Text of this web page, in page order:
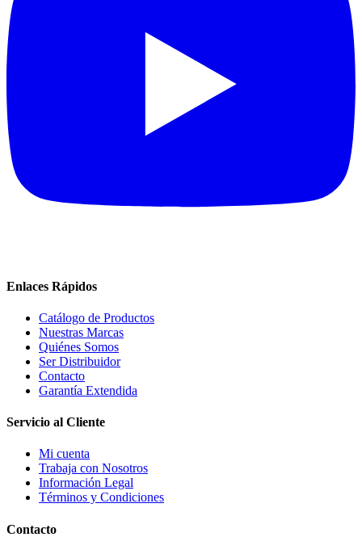
Enlaces Rápidos
Catálogo de Productos
Nuestras Marcas
Quiénes Somos
Ser Distribuidor
Contacto
Garantía Extendida
Servicio al Cliente
Mi cuenta
Trabaja con Nosotros
Información Legal
Términos y Condiciones
Contacto